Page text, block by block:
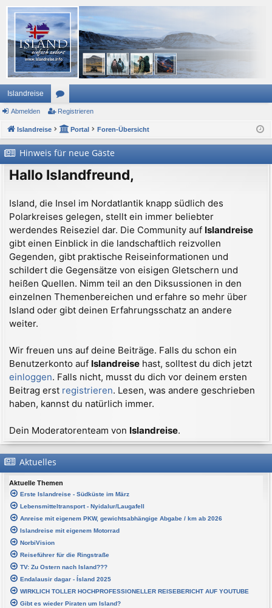
Islandreise
or
en
Abmelden Registrieren
Islandreise Portal Foren-Übersicht
Hinweis für neue Gäste
Hallo Islandfreund,
Island, die Insel im Nordatlantik knapp südlich des
Polarkreises gelegen, stellt ein immer beliebter
werdendes Reiseziel dar. Die Community auf Islandreise
gibt einen Einblick in die landschaftlich reizvollen
Gegenden, gibt praktische Reiseinformationen und
schildert die Gegensätze von eisigen Gletschern und
heißen Quellen. Nimm teil an den Diksussionen in den
einzelnen Themenbereichen und erfahre so mehr über
Island oder gibt deinen Erfahrungsschatz an andere
weiter.
Wir freuen uns auf deine Beiträge. Falls du schon ein
Benutzerkonto auf Islandreise hast, solltest du dich jetzt
einloggen. Falls nicht, musst du dich vor deinem ersten
Beitrag erst registrieren. Lesen, was andere geschrieben
haben, kannst du natürlich immer.
Dein Moderatorenteam von Islandreise.
Aktuelles
Aktuelle Themen
Erste Islandreise - Südküste im März
Lebensmitteltransport - Nyidalur/Laugafell
Anreise mit eigenem PKW, gewichtsabhängige Abgabe / km ab 2026
Islandreise mit eigenem Motorrad
NorbiVision
Reiseführer für die Ringstraße
TV: Zu Ostern nach Island???
Endalausir dagar - Ísland 2025
WIRKLICH TOLLER HOCHPROFESSIONELLER REISEBERICHT AUF YOUTUBE
Gibt es wieder Piraten um Island?